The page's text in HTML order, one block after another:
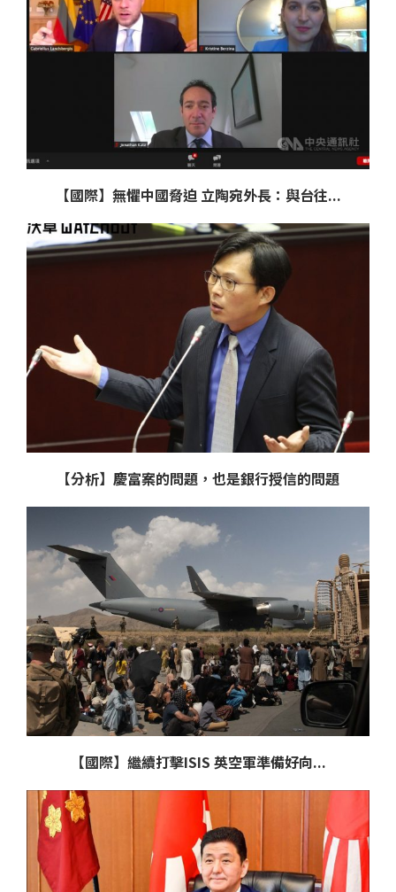
【國際】無懼中國脅迫 立陶宛外長：與台往...
【分析】慶富案的問題，也是銀行授信的問題
【國際】繼續打擊ISIS 英空軍準備好向...